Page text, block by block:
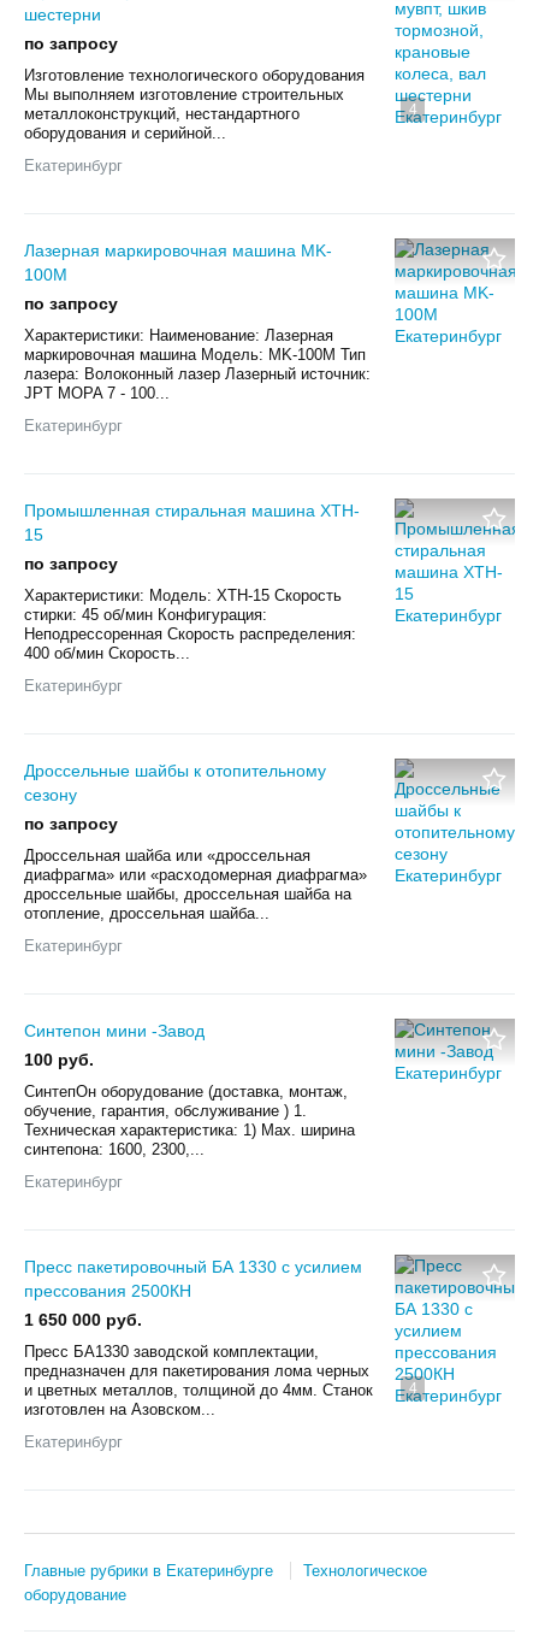
4
шестерни
по запросу
Изготовление технологического оборудования
Мы выполняем изготовление строительных
металлоконструкций, нестандартного
оборудования и серийной...
Екатеринбург
Лазерная маркировочная машина MK-
100M
по запросу
Характеристики: Наименование: Лазерная
маркировочная машина Модель: MK-100M Тип
лазера: Волоконный лазер Лазерный источник:
JPT MOPA 7 - 100...
Екатеринбург
Промышленная стиральная машина XTH-
15
по запросу
Характеристики: Модель: XTH-15 Скорость
стирки: 45 об/мин Конфигурация:
Неподрессоренная Скорость распределения:
400 об/мин Скорость...
Екатеринбург
Дроссельные шайбы к отопительному
сезону
по запросу
Дроссельная шайба или «дроссельная
диафрагма» или «расходомерная диафрагма»
дроссельные шайбы, дроссельная шайба на
отопление, дроссельная шайба...
Екатеринбург
Синтепон мини -Завод
100 руб.
СинтепОн оборудование (доставка, монтаж,
обучение, гарантия, обслуживание ) 1.
Техническая характеристика: 1) Мах. ширина
синтепона: 1600, 2300,...
Екатеринбург
4
Пресс пакетировочный БА 1330 с усилием
прессования 2500КН
1 650 000 руб.
Пресс БА1330 заводской комплектации,
предназначен для пакетирования лома черных
и цветных металлов, толщиной до 4мм. Станок
изготовлен на Азовском...
Екатеринбург
Главные рубрики в Екатеринбурге
Технологическое
оборудование